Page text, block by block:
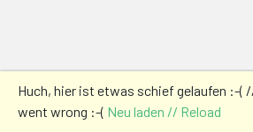
Huch, hier ist etwas schief gelaufen :-(
went wrong :-( Neu laden // Reload